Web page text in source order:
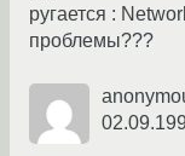
ругается :
проблемы???